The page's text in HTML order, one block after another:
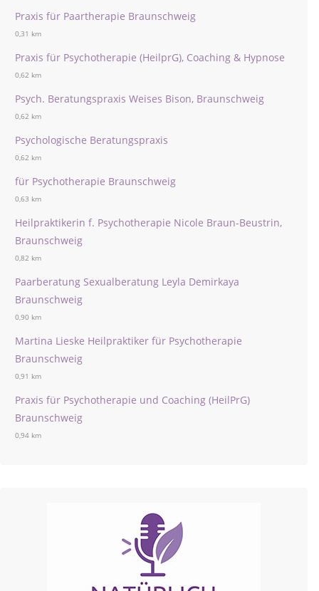
Praxis für Paartherapie Braunschweig
0,31 km
Praxis für Psychotherapie (HeilprG), Coaching & Hypnose
0,62 km
Psych. Beratungspraxis Weises Bison, Braunschweig
0,62 km
Psychologische Beratungspraxis
0,62 km
für Psychotherapie Braunschweig
0,63 km
Heilpraktikerin f. Psychotherapie Nicole Braun-Beustrin,
Braunschweig
0,82 km
Paarberatung Sexualberatung Leyla Demirkaya
Braunschweig
0,90 km
Martina Lieske Heilpraktiker für Psychotherapie
Braunschweig
0,91 km
Praxis für Psychotherapie und Coaching (HeilPrG)
Braunschweig
0,94 km